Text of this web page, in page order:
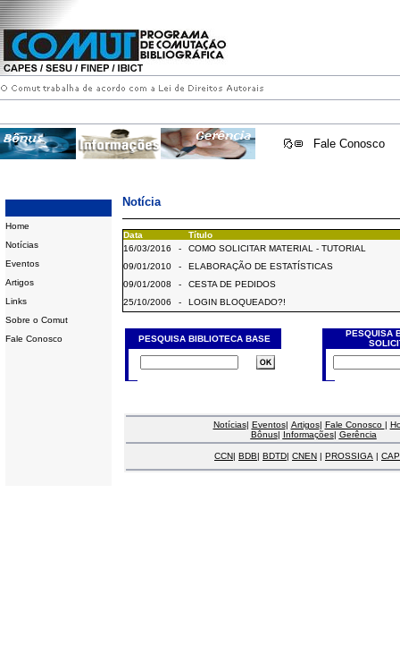
Fale Conosco
Home
Notícias
Eventos
Artigos
Links
Sobre o Comut
Fale Conosco
Notícia
Data
Título
16/03/2016
-
COMO SOLICITAR MATERIAL - TUTORIAL
09/01/2010
-
ELABORAÇÃO DE ESTATÍSTICAS
09/01/2008
-
CESTA DE PEDIDOS
25/10/2006
- LOGIN BLOQUEADO?!
PESQUISA BIBLIOTECA BASE
PESQUISA
Notícias| Eventos| Artigos| Fale Conosco |
Bônus| Informações| Gerência
CCN| BDB| BDTD| CNEN | PROSSIGA |